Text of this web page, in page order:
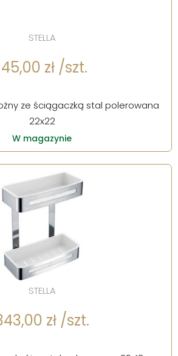
STELLA
zł /szt.
ze ściągaczką stal polerowana
22x22
W magazynie
STELLA
zł /szt.